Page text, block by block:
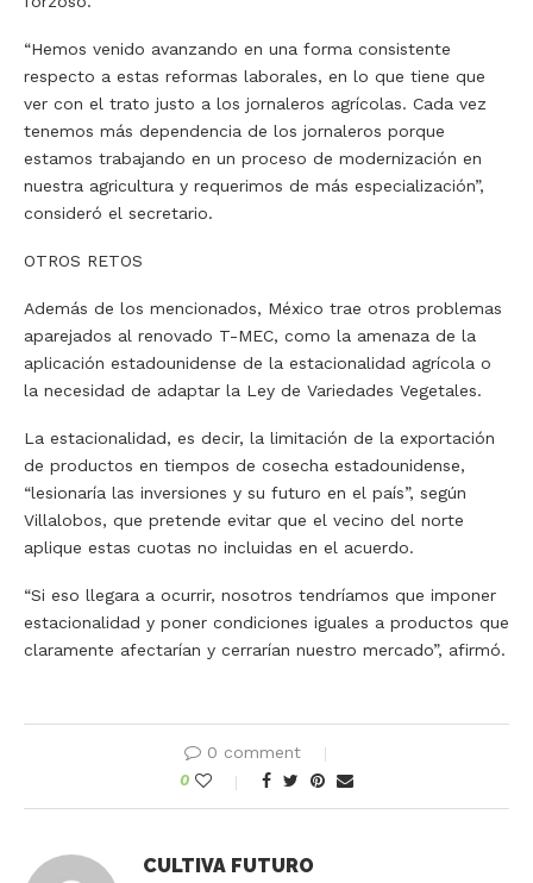
“Hemos venido avanzando en una forma consistente
respecto a estas reformas laborales, en lo que tiene que
ver con el trato justo a los jornaleros agrícolas. Cada vez
tenemos más dependencia de los jornaleros porque
estamos trabajando en un proceso de modernización en
nuestra agricultura y requerimos de más especialización”,
consideró el secretario.
OTROS RETOS
Además de los mencionados, México trae otros problemas
aparejados al renovado T-MEC, como la amenaza de la
aplicación estadounidense de la estacionalidad agrícola o
la necesidad de adaptar la Ley de Variedades Vegetales.
La estacionalidad, es decir, la limitación de la exportación
de productos en tiempos de cosecha estadounidense,
“lesionaría las inversiones y su futuro en el país”, según
Villalobos, que pretende evitar que el vecino del norte
aplique estas cuotas no incluidas en el acuerdo.
“Si eso llegara a ocurrir, nosotros tendríamos que imponer
estacionalidad y poner condiciones iguales a productos que
claramente afectarían y cerrarían nuestro mercado”, afirmó.
0 comment
0
CULTIVA FUTURO